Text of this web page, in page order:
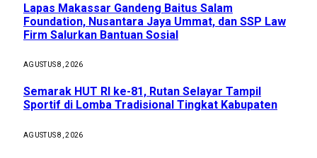
Lapas Makassar Gandeng Baitus Salam
Foundation, Nusantara Jaya Ummat, dan SSP Law
Firm Salurkan Bantuan Sosial
AGUSTUS 8, 2026
Semarak HUT RI ke-81, Rutan Selayar Tampil
Sportif di Lomba Tradisional Tingkat Kabupaten
AGUSTUS 8, 2026